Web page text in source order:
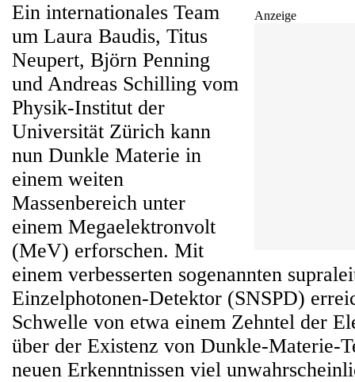
Anzeige
Ein internationales Team
um Laura Baudis, Titus
Neupert, Björn Penning
und Andreas Schilling vom
Physik-Institut der
Universität Zürich kann
nun Dunkle Materie in
einem weiten
Massenbereich unter
einem Megaelektronvolt
(MeV) erforschen. Mit
einem verbesserten sogenannten
Einzelphotonen-Detektor (SNSPD)
Schwelle von etwa einem Zehntel der
über der Existenz von Dunkle-Materie-
neuen Erkenntnissen viel